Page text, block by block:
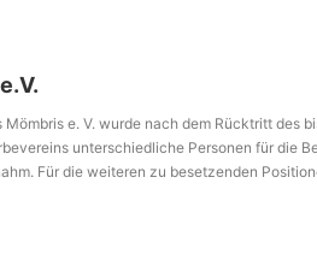
e. V. wurde nach dem Rücktritt des
unterschiedliche Personen für die
Für die weiteren zu besetzenden
traten nicht zurück und sind auch